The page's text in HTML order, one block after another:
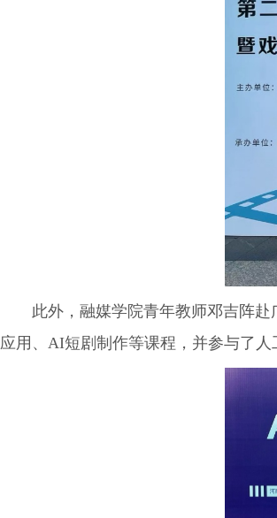
此外，融媒学院青年教师邓吉阵
应用、AI短剧制作等课程，并参与了